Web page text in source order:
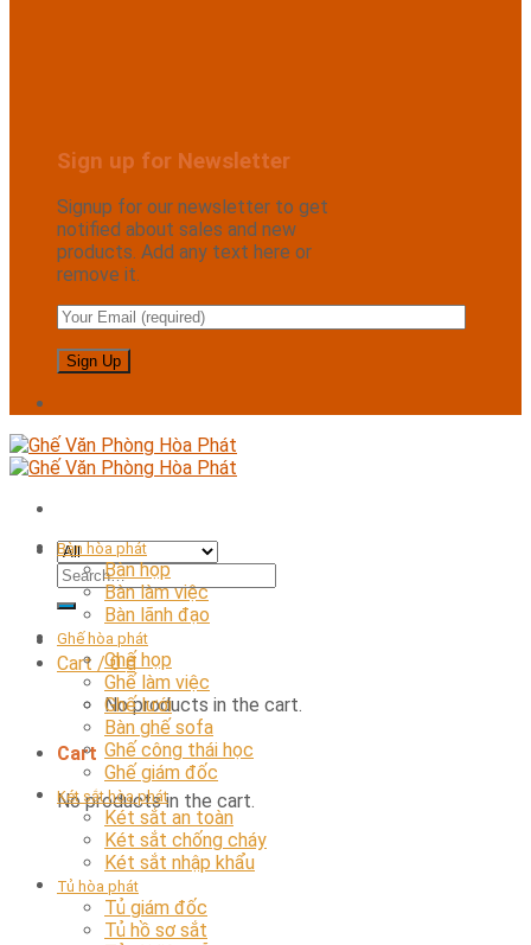
Sign up for Newsletter
Signup for our newsletter to get
notified about sales and new
products. Add any text here or
remove it.
Cart /0₫
No products in the cart.
Cart
No products in the cart.
Bàn hòa phát
Bàn họp
Bàn làm việc
Bàn lãnh đạo
Ghế hòa phát
Ghế họp
Ghế làm việc
Ghế lưới
Bàn ghế sofa
Ghế công thái học
Ghế giám đốc
Két sắt hòa phát
Két sắt an toàn
Két sắt chống cháy
Két sắt nhập khẩu
Tủ hòa phát
Tủ giám đốc
Tủ hồ sơ sắt